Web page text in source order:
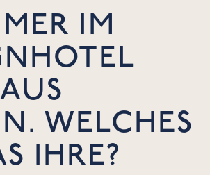
IM
WELCHES
IHRE?